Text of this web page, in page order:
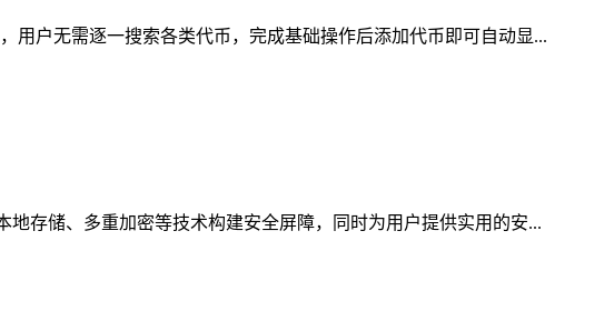
用户无需逐一搜索各类代币，完成基础操作后添加代币即可自动显...
存储、多重加密等技术构建安全屏障，同时为用户提供实用的安...